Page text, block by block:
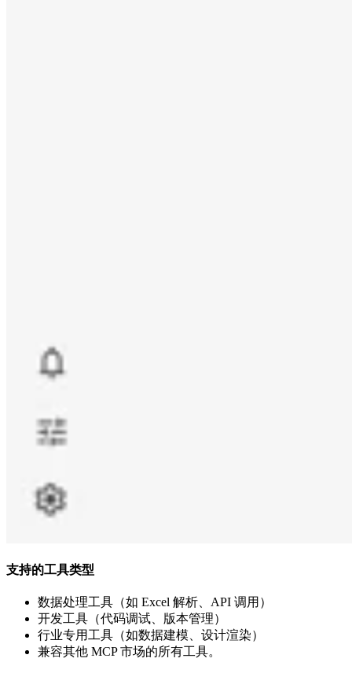
支持的工具类型
数据处理工具（如 Excel 解析、API 调用）
开发工具（代码调试、版本管理）
行业专用工具（如数据建模、设计渲染）
兼容其他 MCP 市场的所有工具。